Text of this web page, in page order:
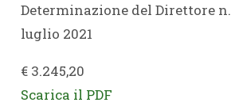
Determinazione del Direttore n.
luglio 2021
€ 3.245,20
Scarica il PDF